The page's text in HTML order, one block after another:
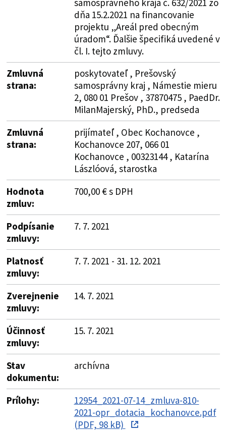
dňa 15.2.2021 na financovanie
projektu „Areál pred obecným
úradom“. Ďalšie špecifiká uvedené v
čl. I. tejto zmluvy.
Zmluvná
strana:
poskytovateľ , Prešovský
samosprávny kraj , Námestie mieru
2, 080 01 Prešov , 37870475 , PaedDr.
MilanMajerský, PhD., predseda
Zmluvná
strana:
prijímateľ , Obec Kochanovce ,
Kochanovce 207, 066 01
Kochanovce , 00323144 , Katarína
Lászlóová, starostka
Hodnota
zmluv:
700,00 € s DPH
Podpísanie
zmluvy:
7. 7. 2021
Platnosť
zmluvy:
7. 7. 2021 - 31. 12. 2021
Zverejnenie
zmluvy:
14. 7. 2021
Účinnosť
zmluvy:
15. 7. 2021
Stav
dokumentu:
archívna
Prílohy:
12954_2021-07-14_zmluva-810-
2021-opr_dotacia_kochanovce.pdf
(PDF, 98 kB)